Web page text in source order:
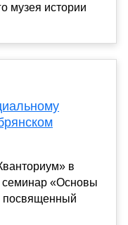
музея истории
в
семинар «Основы
посвященный